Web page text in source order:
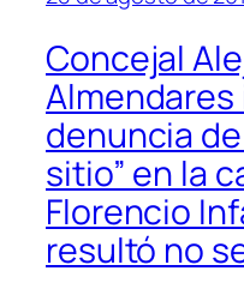
Concejal
denuncia
sitio” en la
Florencio
resultó no